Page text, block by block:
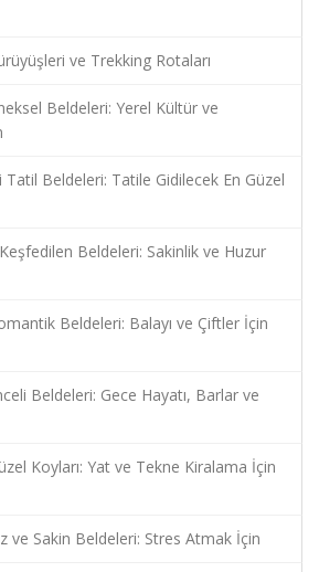
ve Trekking Rotaları
Beldeleri: Yerel Kültür ve
Beldeleri: Tatile Gidilecek En Güzel
Beldeleri: Sakinlik ve Huzur
Beldeleri: Balayı ve Çiftler İçin
Beldeleri: Gece Hayatı, Barlar ve
Koyları: Yat ve Tekne Kiralama İçin
ve Sakin Beldeleri: Stres Atmak İçin